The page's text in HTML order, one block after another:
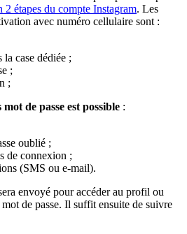
2 étapes du compte Instagram. Les
avec numéro cellulaire sont :
la case dédiée ;
;
;
de passe est possible :
oublié ;
de connexion ;
(SMS ou e-mail).
envoyé pour accéder au profil ou
de passe. Il suffit ensuite de suivre